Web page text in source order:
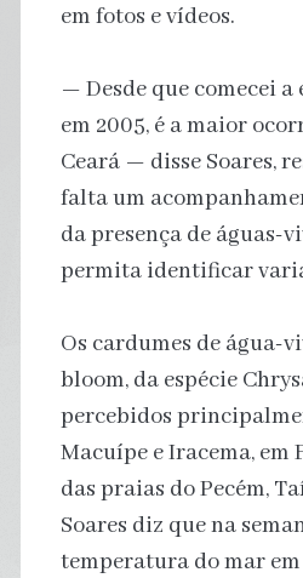
em fotos e vídeos.
— Desde que comecei a
em 2005, é a maior
Ceará — disse Soares,
falta um
da presença de águas-
permita identificar
Os cardumes de água-
bloom, da espécie
percebidos
Macuípe e Iracema, em
das praias do Pecém,
Soares diz que na
temperatura do mar